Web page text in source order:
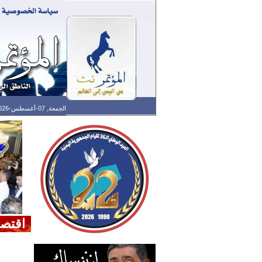
الجمعة, 07-أغسطس-2026 الساعة: 10:50 م - آخر تحديث: 10:29 م (29: 07) بتوقيت غرينتش